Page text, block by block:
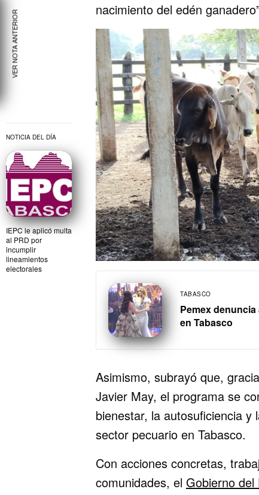
NOTICIA DEL DÍA
IEPC le aplicó multa
al PRD por
incumplir
lineamientos
electorales
nacimiento del edén
TABASCO
Pemex
en Tabasco
Asimismo, subrayó que,
Javier May, el programa se
bienestar, la autosuficiencia y
sector pecuario en Tabasco.
Con acciones concretas,
comunidades, el Gobierno del
VER NOTA ANTERIOR